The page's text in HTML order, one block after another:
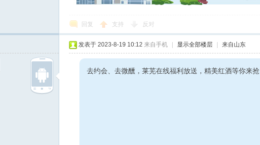
回复 支持 反对
发表于 2023-8-19 10:12 来自手机 显示全部楼层 来自山东
去约会、去微醺，莱芜在线福利放送，精美红酒等你来抢